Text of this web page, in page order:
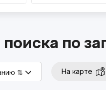
по
⇅ На карте